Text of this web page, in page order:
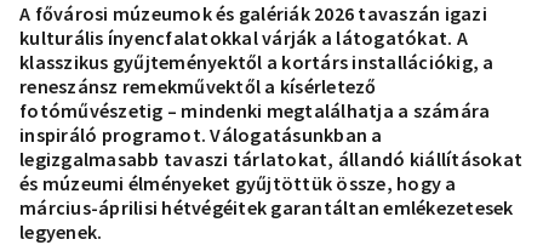
A fővárosi múzeumok és galériák 2026 tavaszán igazi
kulturális ínyencfalatokkal várják a látogatókat. A
klasszikus gyűjteményektől a kortárs installációkig, a
reneszánsz remekművektől a kísérletező
fotóművészetig – mindenki megtalálhatja a számára
inspiráló programot. Válogatásunkban a
legizgalmasabb tavaszi tárlatokat, állandó kiállításokat
és múzeumi élményeket gyűjtöttük össze, hogy a
március-áprilisi hétvégéitek garantáltan emlékezetesek
legyenek.